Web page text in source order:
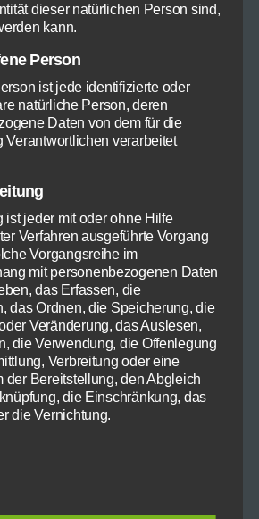
mal anders
Sellerie – Vorspeise
dieser natürlichen Person sind,
kann.
Person
ist jede identifizierte oder
natürliche Person, deren
Daten von dem für die
Verantwortlichen verarbeitet
ist jeder mit oder ohne Hilfe
Verfahren ausgeführte Vorgang
Vorgangsreihe im
mit personenbezogenen Daten
das Erfassen, die
das Ordnen, die Speicherung, die
Veränderung, das Auslesen,
die Verwendung, die Offenlegung
Verbreitung oder eine
der Bereitstellung, den Abgleich
die Einschränkung, das
die Vernichtung.
der Verarbeitung ist die